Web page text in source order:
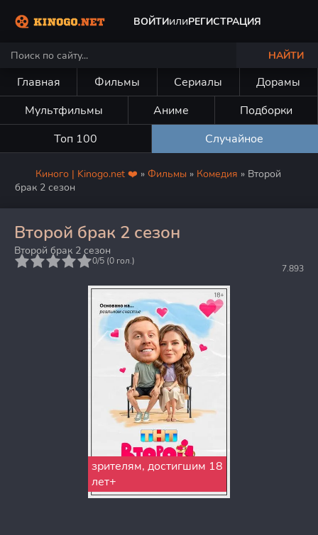
ВОЙТИилиРЕГИСТРАЦИЯ
НАЙТИ
Главная Фильмы Сериалы
Дорамы
Мультфильмы
Аниме
Подборки
Топ 100
Случайное
Киного | Kinogo.net ❤️ » Фильмы » Комедия » Второй
брак 2 сезон
Второй брак 2 сезон
Второй брак 2 сезон
7.893
0/5 (0 гол.)
зрителям, достигшим 18
лет+